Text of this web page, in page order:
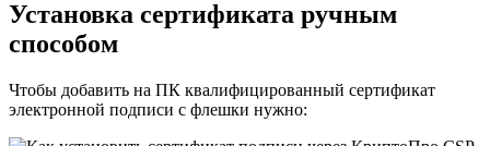
Установка сертификата ручным
способом
Чтобы добавить на ПК квалифицированный сертификат
электронной подписи с флешки нужно: